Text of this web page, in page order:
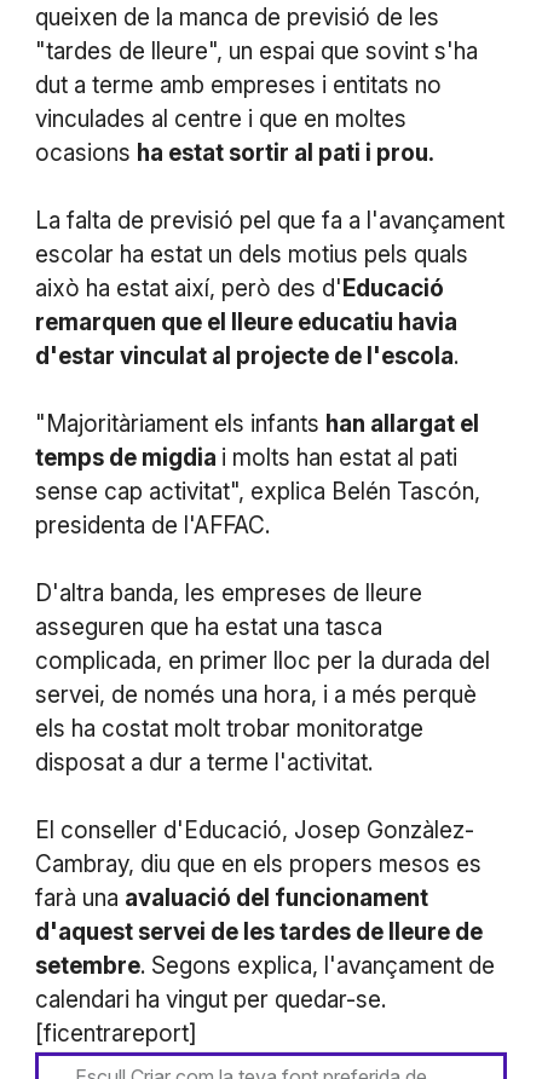
queixen de la manca de previsió de les
"tardes de lleure", un espai que sovint s'ha
dut a terme amb empreses i entitats no
vinculades al centre i que en moltes
ocasions ha estat sortir al pati i prou.
La falta de previsió pel que fa a l'avançament
escolar ha estat un dels motius pels quals
això ha estat així, però des d' Educació
remarquen que el lleure educatiu havia
d'estar vinculat al projecte de l'escola.
"Majoritàriament els infants han allargat el
temps de migdia i molts han estat al pati
sense cap activitat", explica Belén Tascón,
presidenta de l'AFFAC.
D'altra banda, les empreses de lleure
asseguren que ha estat una tasca
complicada, en primer lloc per la durada del
servei, de només una hora, i a més perquè
els ha costat molt trobar monitoratge
disposat a dur a terme l'activitat.
El conseller d'Educació, Josep Gonzàlez-
Cambray, diu que en els propers mesos es
farà una avaluació del funcionament
d'aquest servei de les tardes de lleure de
setembre. Segons explica, l'avançament de
calendari ha vingut per quedar-se.
[ficentrareport]